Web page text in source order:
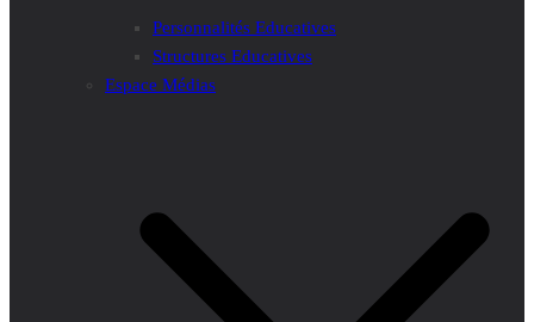
Personnalités Educatives
Structures Educatives
Espace Médias